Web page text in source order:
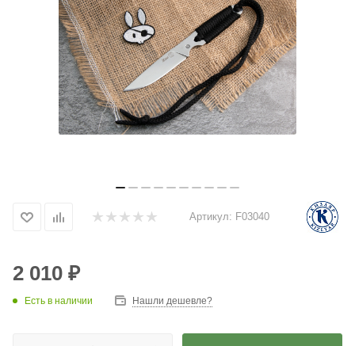
Артикул: F03040
2 010 ₽
Есть в наличии Нашли дешевле?